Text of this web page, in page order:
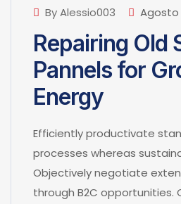
By Alessio003 Agosto
Repairing Old
Pannels for
Energy
Efficiently productivate
processes whereas
Objectively negotiate exten
through B2C opportunities.